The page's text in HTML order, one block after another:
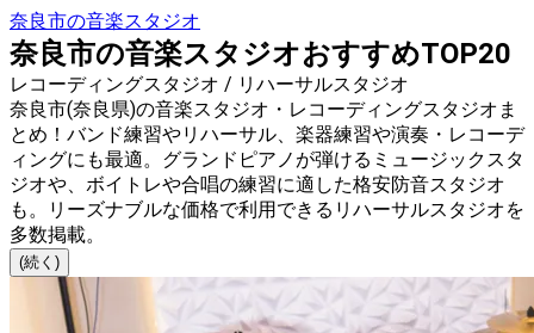
奈良市の音楽スタジオ
奈良市の音楽スタジオおすすめTOP20
レコーディングスタジオ / リハーサルスタジオ
奈良市(奈良県)の音楽スタジオ・レコーディングスタジオま
とめ！バンド練習やリハーサル、楽器練習や演奏・レコーデ
ィングにも最適。グランドピアノが弾けるミュージックスタ
ジオや、ボイトレや合唱の練習に適した格安防音スタジオ
も。リーズナブルな価格で利用できるリハーサルスタジオを
多数掲載。
(続く)